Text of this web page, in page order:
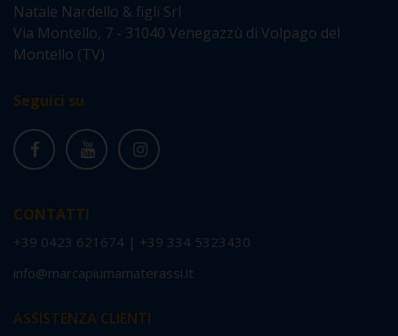
Natale Nardello & figli Srl
Via Montello, 7 - 31040 Venegazzù di Volpago del
Montello (TV)
Seguici su
CONTATTI
+39 0423 621674 | +39 334 5323430
info@marcapiumamaterassi.it
ASSISTENZA CLIENTI